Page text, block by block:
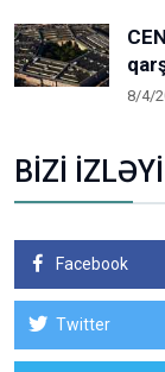
8/4/
BİZİ
Facebook
Twitter